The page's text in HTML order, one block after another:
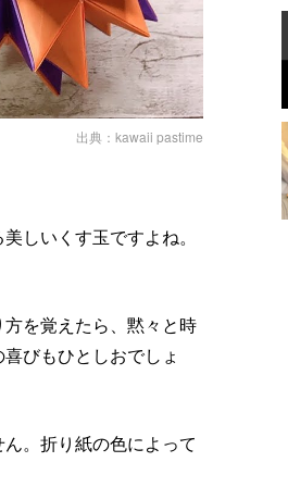
出典： kawaii pastime
しいくす玉ですよね。
を覚えたら、黙々と時
びもひとしおでしょ
。折り紙の色によって